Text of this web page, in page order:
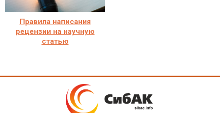
Правила написания
рецензии на научную
статью